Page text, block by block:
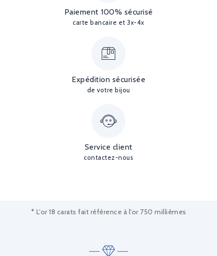
Paiement 100% sécurisé
carte bancaire et 3x-4x
Expédition sécurisée
de votre bijou
Service client
contactez-nous
* L'or 18 carats fait référence à l'or 750 millièmes